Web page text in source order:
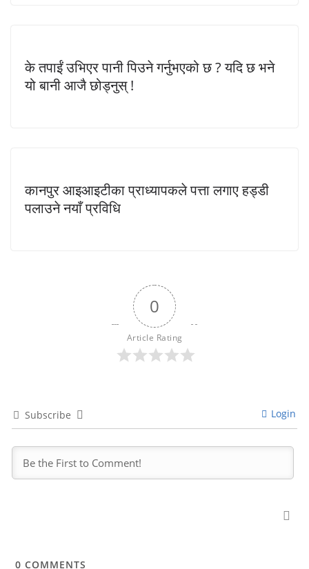
के तपाईं उभिएर पानी पिउने गर्नुभएको छ ? यदि छ भने
यो बानी आजै छोड्नुस् !
कानपुर आइआइटीका प्राध्यापकले पत्ता लगाए हड्डी
पलाउने नयाँ प्रविधि
0
Article Rating
Subscribe Login
0 COMMENTS